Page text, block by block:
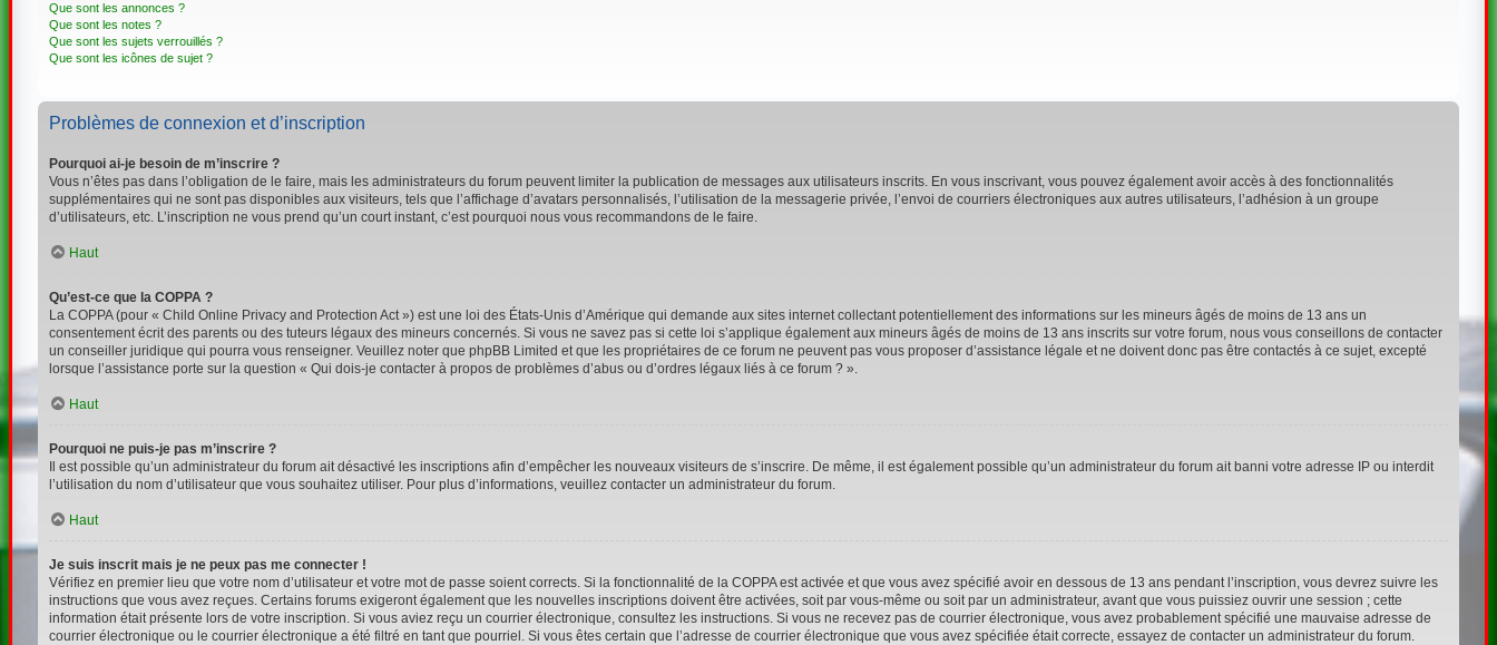
Que sont les annonces ?
Que sont les notes ?
Que sont les sujets verrouillés ?
Que sont les icônes de sujet ?
Problèmes de connexion et d’inscription
Pourquoi ai-je besoin de m’inscrire ?
Vous n’êtes pas dans l’obligation de le faire, mais les administrateurs du forum peuvent limiter la publication de messages aux utilisateurs inscrits. En vous inscrivant, vous pouvez également avoir accès à des fonctionnalités
supplémentaires qui ne sont pas disponibles aux visiteurs, tels que l’affichage d’avatars personnalisés, l’utilisation de la messagerie privée, l’envoi de courriers électroniques aux autres utilisateurs, l’adhésion à un groupe
d’utilisateurs, etc. L’inscription ne vous prend qu’un court instant, c’est pourquoi nous vous recommandons de le faire.
Haut
Qu’est-ce que la COPPA ?
La COPPA (pour « Child Online Privacy and Protection Act ») est une loi des États-Unis d’Amérique qui demande aux sites internet collectant potentiellement des informations sur les mineurs âgés de moins de 13 ans un
consentement écrit des parents ou des tuteurs légaux des mineurs concernés. Si vous ne savez pas si cette loi s’applique également aux mineurs âgés de moins de 13 ans inscrits sur votre forum, nous vous conseillons de contacter
un conseiller juridique qui pourra vous renseigner. Veuillez noter que phpBB Limited et que les propriétaires de ce forum ne peuvent pas vous proposer d’assistance légale et ne doivent donc pas être contactés à ce sujet, excepté
lorsque l’assistance porte sur la question « Qui dois-je contacter à propos de problèmes d’abus ou d’ordres légaux liés à ce forum ? ».
Haut
Pourquoi ne puis-je pas m’inscrire ?
Il est possible qu’un administrateur du forum ait désactivé les inscriptions afin d’empêcher les nouveaux visiteurs de s’inscrire. De même, il est également possible qu’un administrateur du forum ait banni votre adresse IP ou interdit
l’utilisation du nom d’utilisateur que vous souhaitez utiliser. Pour plus d’informations, veuillez contacter un administrateur du forum.
Haut
Je suis inscrit mais je ne peux pas me connecter !
Vérifiez en premier lieu que votre nom d’utilisateur et votre mot de passe soient corrects. Si la fonctionnalité de la COPPA est activée et que vous avez spécifié avoir en dessous de 13 ans pendant l’inscription, vous devrez suivre les
instructions que vous avez reçues. Certains forums exigeront également que les nouvelles inscriptions doivent être activées, soit par vous-même ou soit par un administrateur, avant que vous puissiez ouvrir une session ; cette
information était présente lors de votre inscription. Si vous aviez reçu un courrier électronique, consultez les instructions. Si vous ne recevez pas de courrier électronique, vous avez probablement spécifié une mauvaise adresse de
courrier électronique ou le courrier électronique a été filtré en tant que pourriel. Si vous êtes certain que l’adresse de courrier électronique que vous avez spécifiée était correcte, essayez de contacter un administrateur du forum.